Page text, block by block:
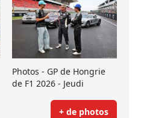
Photos - GP de Hongrie
de F1 2026 - Jeudi
+ de photos